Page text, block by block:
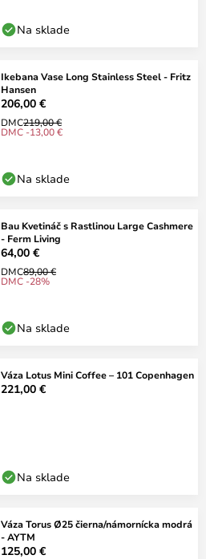
Na sklade
Ikebana Vase Long Stainless Steel - Fritz
Hansen
206,00 €
DMC219,00 €
DMC -13,00 €
Na sklade
Bau Kvetináč s Rastlinou Large Cashmere
- Ferm Living
64,00 €
DMC89,00 €
DMC -28%
Na sklade
Váza Lotus Mini Coffee – 101 Copenhagen
221,00 €
Na sklade
Váza Torus Ø25 čierna/námornícka modrá
- AYTM
125,00 €